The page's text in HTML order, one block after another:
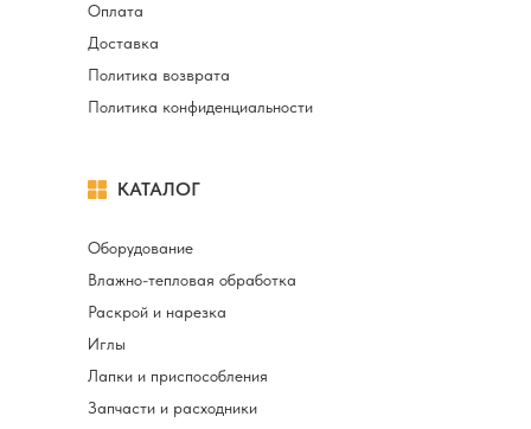
КАТАЛОГ
Оборудование
Лапки и приспособления
Раскрой и нарезка
Влажно-тепловая обработка
Запчасти и расходники
Иглы
Оплата
Политика возврата
Доставка
Политика конфиденциальности